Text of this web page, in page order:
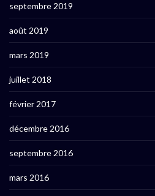
septembre 2019
août 2019
mars 2019
juillet 2018
février 2017
décembre 2016
septembre 2016
mars 2016